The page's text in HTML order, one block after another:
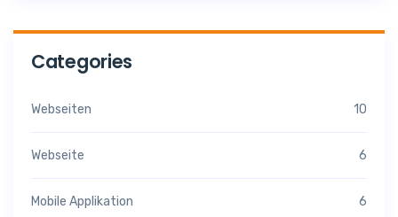
Categories
Webseiten 10
Webseite 6
Mobile Applikation 6